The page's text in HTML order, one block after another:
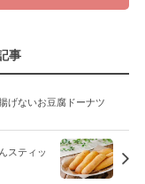
事
げないお豆腐ドーナツ
スティッ